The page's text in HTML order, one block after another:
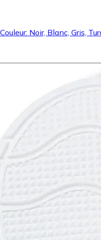
Noir, Blanc, Gris,